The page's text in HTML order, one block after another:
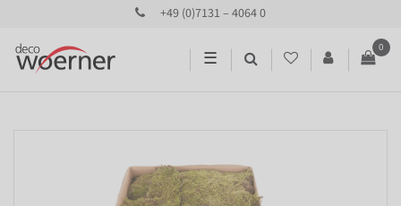
+49 (0)7131 – 4064 0
☰
0